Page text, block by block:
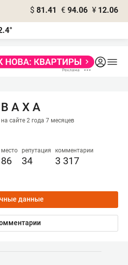
$ 81.41 € 94.06 ¥ 12.06
В А Х А
на сайте 2 года 7 месяцев
место
86
репутация
34
комментарии
3 317
данные